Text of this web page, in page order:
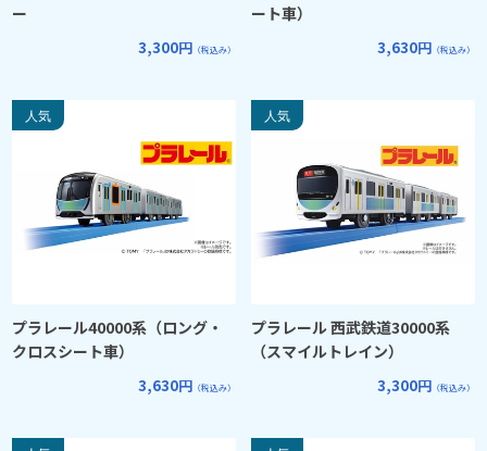
ー
3,300円 （税込み）
ート車）
3,630円 （税込み）
プラレール40000系（ロング・
クロスシート車）
3,630円 （税込み）
プラレール 西武鉄道30000系
（スマイルトレイン）
3,300円 （税込み）